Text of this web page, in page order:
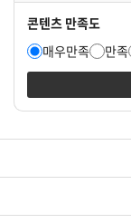
콘텐츠 만족도
매우만족
만족